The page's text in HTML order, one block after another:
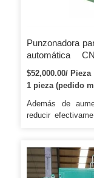
Punzonadora
automática
procesamiento
$52,000.00/ Pieza
1 pieza (pedido
Además de
reducir
caja de madera
tubos
Zhengzhou